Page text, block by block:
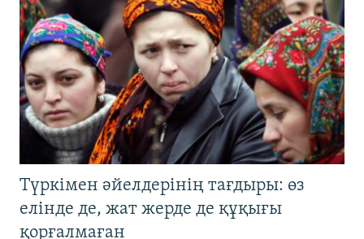
Түркімен әйелдерінің тағдыры: өз
елінде де, жат жерде де құқығы
қорғалмаған